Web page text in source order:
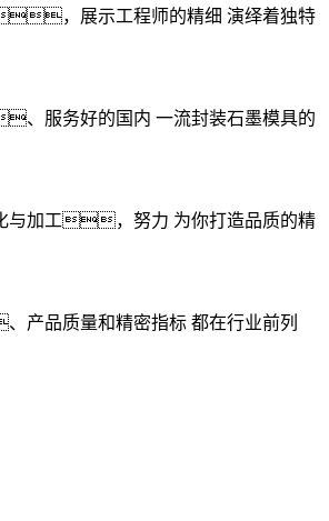
，展示工程师的精细 演绎着独特
、服务好的国内 一流封装石墨模具的
与加工，努力 为你打造品质的精
产品质量和精密指标 都在行业前列